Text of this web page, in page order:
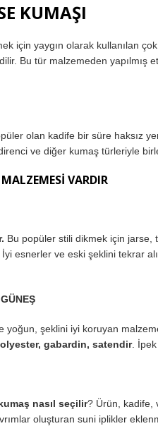
KUMAŞI
için yaygın olarak kullanılan
Bu tür malzemeden yapılmış
olan kadife bir süre haksız
ve diğer kumaş türleriyle
VARDIR
Bu popüler stili dikmek için jarse,
İyi esnerler ve eski şeklini tekrar
yoğun, şeklini iyi koruyan
gabardin, satendir.
nasıl seçilir? Ürün, kadife,
oluşturan suni iplikler